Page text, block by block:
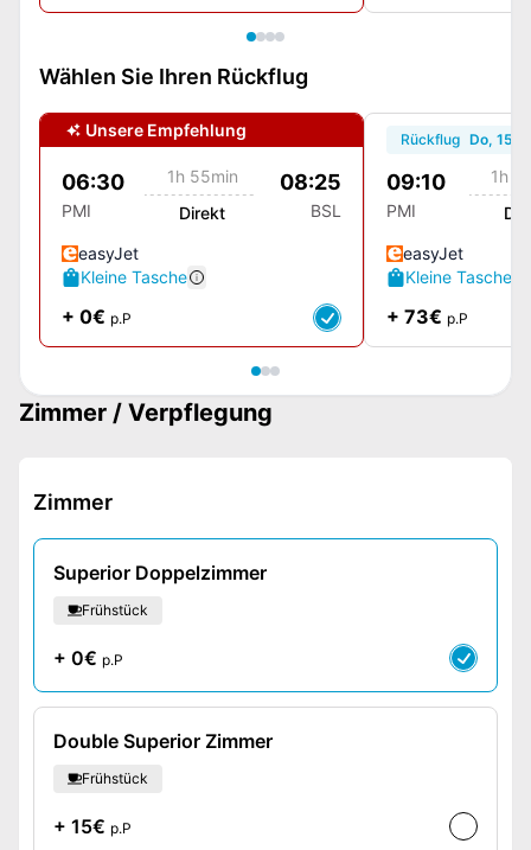
Wählen Sie Ihren Rückflug
Unsere Empfehlung
06:30
PMI
1h 55min
Direkt
08:25
BSL
easyJet
Kleine Tasche
+ 0€ p.P
Rückflug Do,
09:10
PMI
1h
easyJet
Kleine Tasche
+ 73€ p.P
Zimmer / Verpflegung
Zimmer
Superior Doppelzimmer
Frühstück
+ 0€ p.P
Double Superior Zimmer
Frühstück
+ 15€ p.P